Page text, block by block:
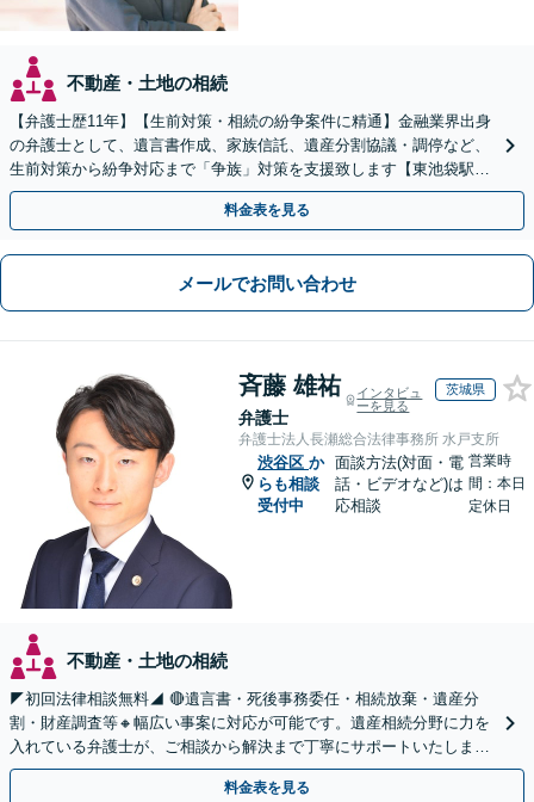
不動産・土地の相続
【弁護士歴11年】【生前対策・相続の紛争案件に精通】金融業界出身
の弁護士として、遺言書作成、家族信託、遺産分割協議・調停など、
生前対策から紛争対応まで「争族」対策を支援致します【東池袋駅2
分】【初回面談無料】
料金表を見る
メールでお問い合わせ
斉藤 雄祐
弁護士
インタビュ
ーを見る
茨城県
弁護士法人長瀬総合法律事務所 水戸支所
渋谷区 か
らも相談
受付中
面談方法(対面・電
話・ビデオなど)は
応相談
営業時
間：本日
定休日
不動産・土地の相続
◤初回法律相談無料◢ 🔴遺言書・死後事務委任・相続放棄・遺産分
割・財産調査等🔸幅広い事案に対応が可能です。遺産相続分野に力を
入れている弁護士が、ご相談から解決まで丁寧にサポートいたしま
す。まずはじっくりとお話ししてください。
料金表を見る